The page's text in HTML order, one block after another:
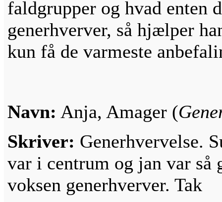
faldgrupper og hvad enten
generhverver, så hjælper
kun få de varmeste
Navn: Anja, Amager (
Skriver: Generhvervelse.
var i centrum og jan var
voksen generhverver. Tak